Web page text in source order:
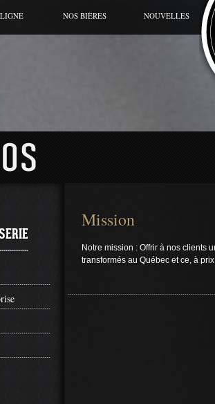
NOS BIÈRES
GAMME RÉGULIÈRE
NOUVELLES
Mission
Notre mission : Offrir à nos clients
transformés au Québec et ce, à